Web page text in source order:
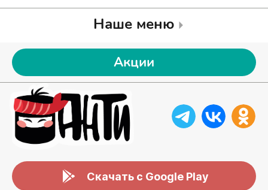
Наше меню
Акции
Скачать с Google Play